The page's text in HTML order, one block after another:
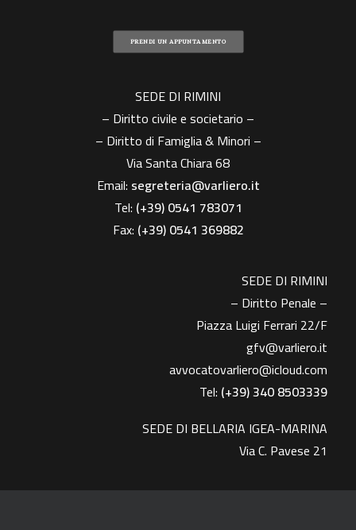
PRENDI UN APPUNTAMENTO
SEDE DI RIMINI
– Diritto civile e societario –
– Diritto di Famiglia & Minori –
Via Santa Chiara 68
Email: segreteria@varliero.it
Tel: (+39) 0541 783071
Fax: (+39)0541 369882
SEDE DI RIMINI
– Diritto Penale –
Piazza Luigi Ferrari 22/F
gfv@varliero.it
avvocatovarliero@icloud.com
Tel: (+39) 340 8503339
SEDE DI BELLARIA IGEA-MARINA
Via C. Pavese 21